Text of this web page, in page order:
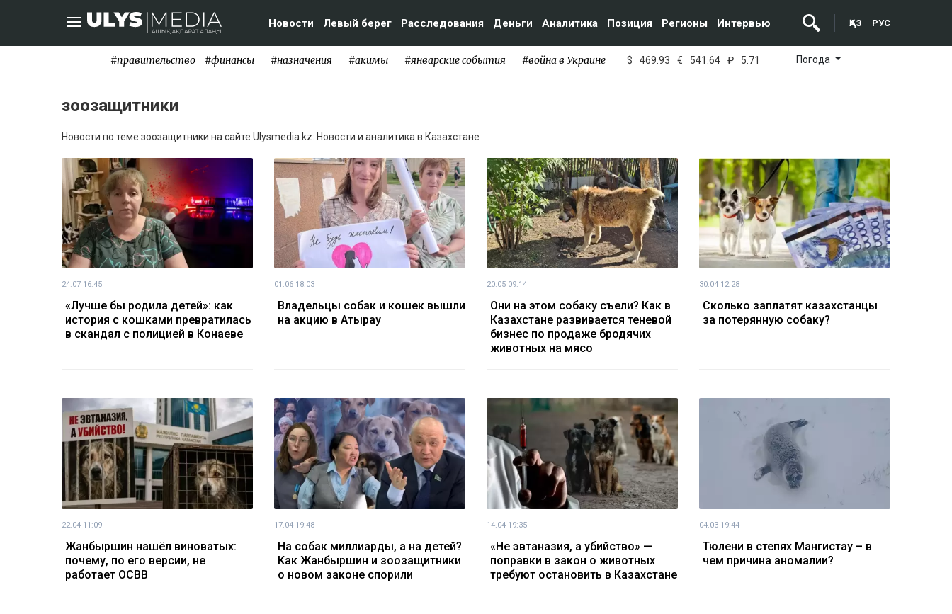
Новости Левый берег Расследования Деньги Аналитика Позиция Регионы Интервью ҚАЗ РУС
#правительство #финансы #назначения #акимы #январские события #война в Украине $ 469.93 € 541.64 ₽ 5.71 Погода
зоозащитники
Новости по теме зоозащитники на сайте Ulysmedia.kz: Новости и аналитика в Казахстане
24.07 16:45
«Лучше бы родила детей»: как
история с кошками превратилась
в скандал с полицией в Конаеве
01.06 18:03
Владельцы собак и кошек вышли
на акцию в Атырау
20.05 09:14
Они на этом собаку съели? Как в
Казахстане развивается теневой
бизнес по продаже бродячих
животных на мясо
30.04 12:28
Сколько заплатят казахстанцы
за потерянную собаку?
22.04 11:09
Жанбыршин нашёл виноватых:
почему, по его версии, не
работает ОСВВ
17.04 19:48
На собак миллиарды, а на детей?
Как Жанбыршин и зоозащитники
о новом законе спорили
14.04 19:35
«Не эвтаназия, а убийство» —
поправки в закон о животных
требуют остановить в Казахстане
04.03 19:44
Тюлени в степях Мангистау – в
чем причина аномалии?